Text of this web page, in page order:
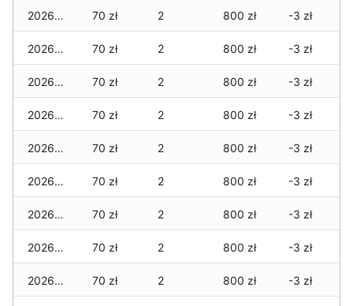
2026-06-28 70 zł 2 800 zł -3 zł
2026-06-27 70 zł 2 800 zł -3 zł
2026-06-26 70 zł 2 800 zł -3 zł
2026-06-25 70 zł 2 800 zł -3 zł
2026-06-24 70 zł 2 800 zł -3 zł
2026-06-23 70 zł 2 800 zł -3 zł
2026-06-22 70 zł 2 800 zł -3 zł
2026-06-21 70 zł 2 800 zł -3 zł
2026-06-20 70 zł 2 800 zł -3 zł